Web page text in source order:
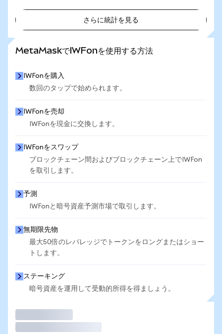
さらに統計を見る
MetaMaskでIWFonを使用する方法
IWFonを購入
数回のタップで始められます。
IWFonを売却
IWFonを現金に交換します。
IWFonをスワップ
ブロックチェーン間およびブロックチェーン上でIWFon
を取引します。
予測
IWFonと暗号資産予測市場で取引します。
無期限先物
最大50倍のレバレッジでトークンをロングまたはショー
トします。
ステーキング
暗号資産を運用して受動的所得を得ましょう。